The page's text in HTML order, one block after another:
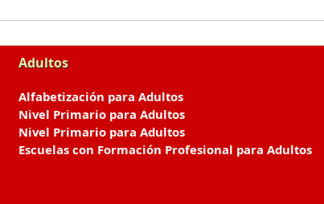
Adultos
Alfabetización para Adultos
Nivel Primario para Adultos
Nivel Primario para Adultos
Escuelas con Formación Profesional para Adultos